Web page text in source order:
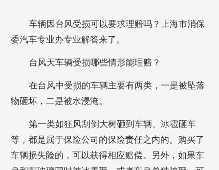
车辆因台风受损可以要求理赔吗？上海市消保
委汽车专业办专业解答来了。
台风天车辆受损哪些情形能理赔？
在台风中受损的车辆主要有两类，一是被坠落
物砸坏，二是被水浸淹。
第一类如狂风刮倒大树砸到车辆、冰雹砸车
等，都是属于保险公司的保险责任之内的。购买了
车辆损失险的，可以获得相应赔偿。另外，如果车